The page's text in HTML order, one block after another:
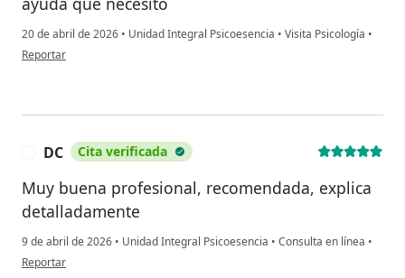
20 de abril de 2026 • Unidad Integral Psicoesencia • Visita Psicología •
en opinión del usuario S. V
Reportar
DC Cita verificada
Muy buena profesional, recomendada, explica
detalladamente
9 de abril de 2026 • Unidad Integral Psicoesencia • Consulta en línea •
en opinión del usuario DC
Reportar